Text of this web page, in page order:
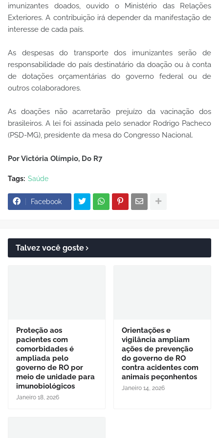
imunizantes doados, ouvido o Ministério das Relações
Exteriores. A contribuição irá depender da manifestação de
interesse de cada país.
As despesas do transporte dos imunizantes serão de
responsabilidade do país destinatário da doação ou à conta
de dotações orçamentárias do governo federal ou de
outros colaboradores.
As doações não acarretarão prejuízo da vacinação dos
brasileiros. A lei foi assinada pelo senador Rodrigo Pacheco
(PSD-MG), presidente da mesa do Congresso Nacional.
Por Victória Olímpio, Do R7
Tags: Saúde
Facebook
Talvez você goste
Proteção aos
pacientes com
comorbidades é
ampliada pelo
governo de RO por
meio de unidade para
imunobiológicos
Janeiro 18, 2026
Orientações e
vigilância ampliam
ações de prevenção
do governo de RO
contra acidentes com
animais peçonhentos
Janeiro 14, 2026